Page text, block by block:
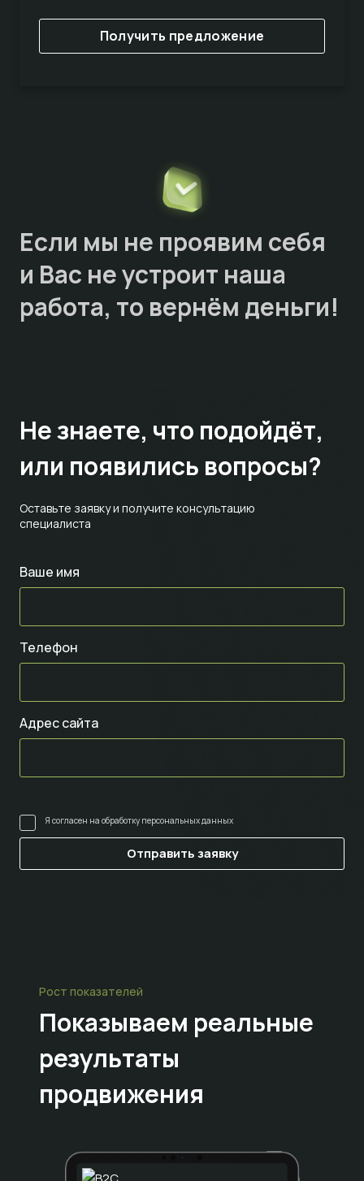
Получить предложение
Если мы не проявим себя
и Вас не устроит наша
работа, то вернём деньги!
Оставьте заявку и получите консультацию
специалиста
Не знаете, что подойдёт,
или появились вопросы?
Ваше имя
Телефон
Адрес сайта
Я согласен на обработку персональных данных
Рост показателей
Показываем реальные
результаты
продвижения